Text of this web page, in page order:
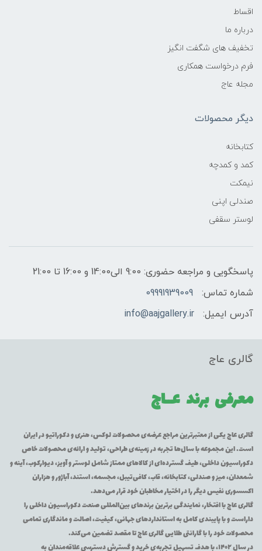
اقساط
درباره ما
تخفیف های شگفت انگیز
فرم درخواست همکاری
مجله عاج
دیگر محصولات
کتابخانه
کمد و کمدچه
نیمکت
صندلی اپنی
لوستر سقفی
پاسخگویی و مراجعه حضوری: 9:00 الی14:00 و 16:00 تا 21:00
شماره تماس:
09991939009
آدرس ایمیل:
info@aajgallery.ir
گالری عاج
معرفی برند عــاج
گالری عاج یکی از معتبرترین مراجع عرضه‌ی محصولات لوکس، هنری و دکوراتیو در ایران
است. این مجموعه با سال‌ها تجربه در زمینه‌ی طراحی، تولید و ارائه‌ی محصولات خاص
دکوراسیون داخلی، طیف گسترده‌ای از کالاهای ممتاز شامل لوستر و آویز، دیوارکوب، آینه و
شمعدان، میز و صندلی، کتابخانه، قاب، کافی‌تیبل، مجسمه، استند، آباژور و هزاران
اکسسوری نفیس دیگر را در اختیار مخاطبان خود قرار می‌دهد.
گالری عاج با افتخار، نمایندگی برترین برندهای بین‌المللی صنعت دکوراسیون داخلی را
داراست و با پایبندی کامل به استانداردهای جهانی، کیفیت، اصالت و ماندگاری تمامی
محصولات خود را با گارانتی طلایی گالری عاج تا مقصد تضمین می‌کند.
در سال ۱۴۰۲، با هدف تسهیل تجربه‌ی خرید و گسترش دسترسی علاقه‌مندان به